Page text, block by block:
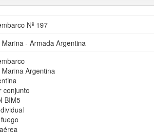
Nº 197
- Armada Argentina
Argentina
conjunto
BIM5